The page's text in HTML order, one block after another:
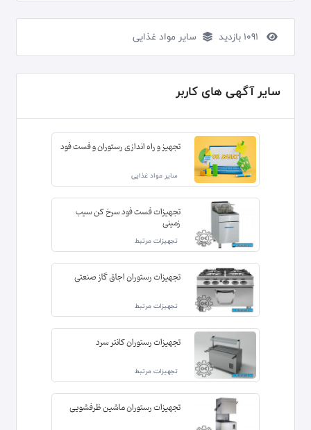
سایر مواد غذایی
سایر آگهی های کاربر
تجهیز و راه اندازی رستوران و فست فود
سایر مواد غذایی
تجهیزات فست فود سرخ کن سیب
زمینی
تجهیزات مرتبط
تجهیزات رستوران اجاق گاز صنعتی
تجهیزات مرتبط
تجهیزات رستوران کانتر سرد
تجهیزات مرتبط
تجهیزات رستوران ماشین ظرفشویی